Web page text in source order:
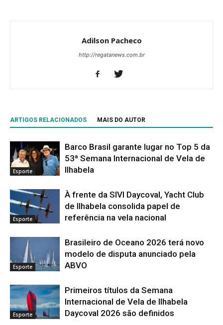
Adilson Pacheco
http://regatanews.com.br
ARTIGOS RELACIONADOS MAIS DO AUTOR
Esporte
Barco Brasil garante lugar no Top 5 da
53ª Semana Internacional de Vela de
Ilhabela
Esporte
À frente da SIVI Daycoval, Yacht Club
de Ilhabela consolida papel de
referência na vela nacional
Esporte
Brasileiro de Oceano 2026 terá novo
modelo de disputa anunciado pela
ABVO
Esporte
Primeiros títulos da Semana
Internacional de Vela de Ilhabela
Daycoval 2026 são definidos